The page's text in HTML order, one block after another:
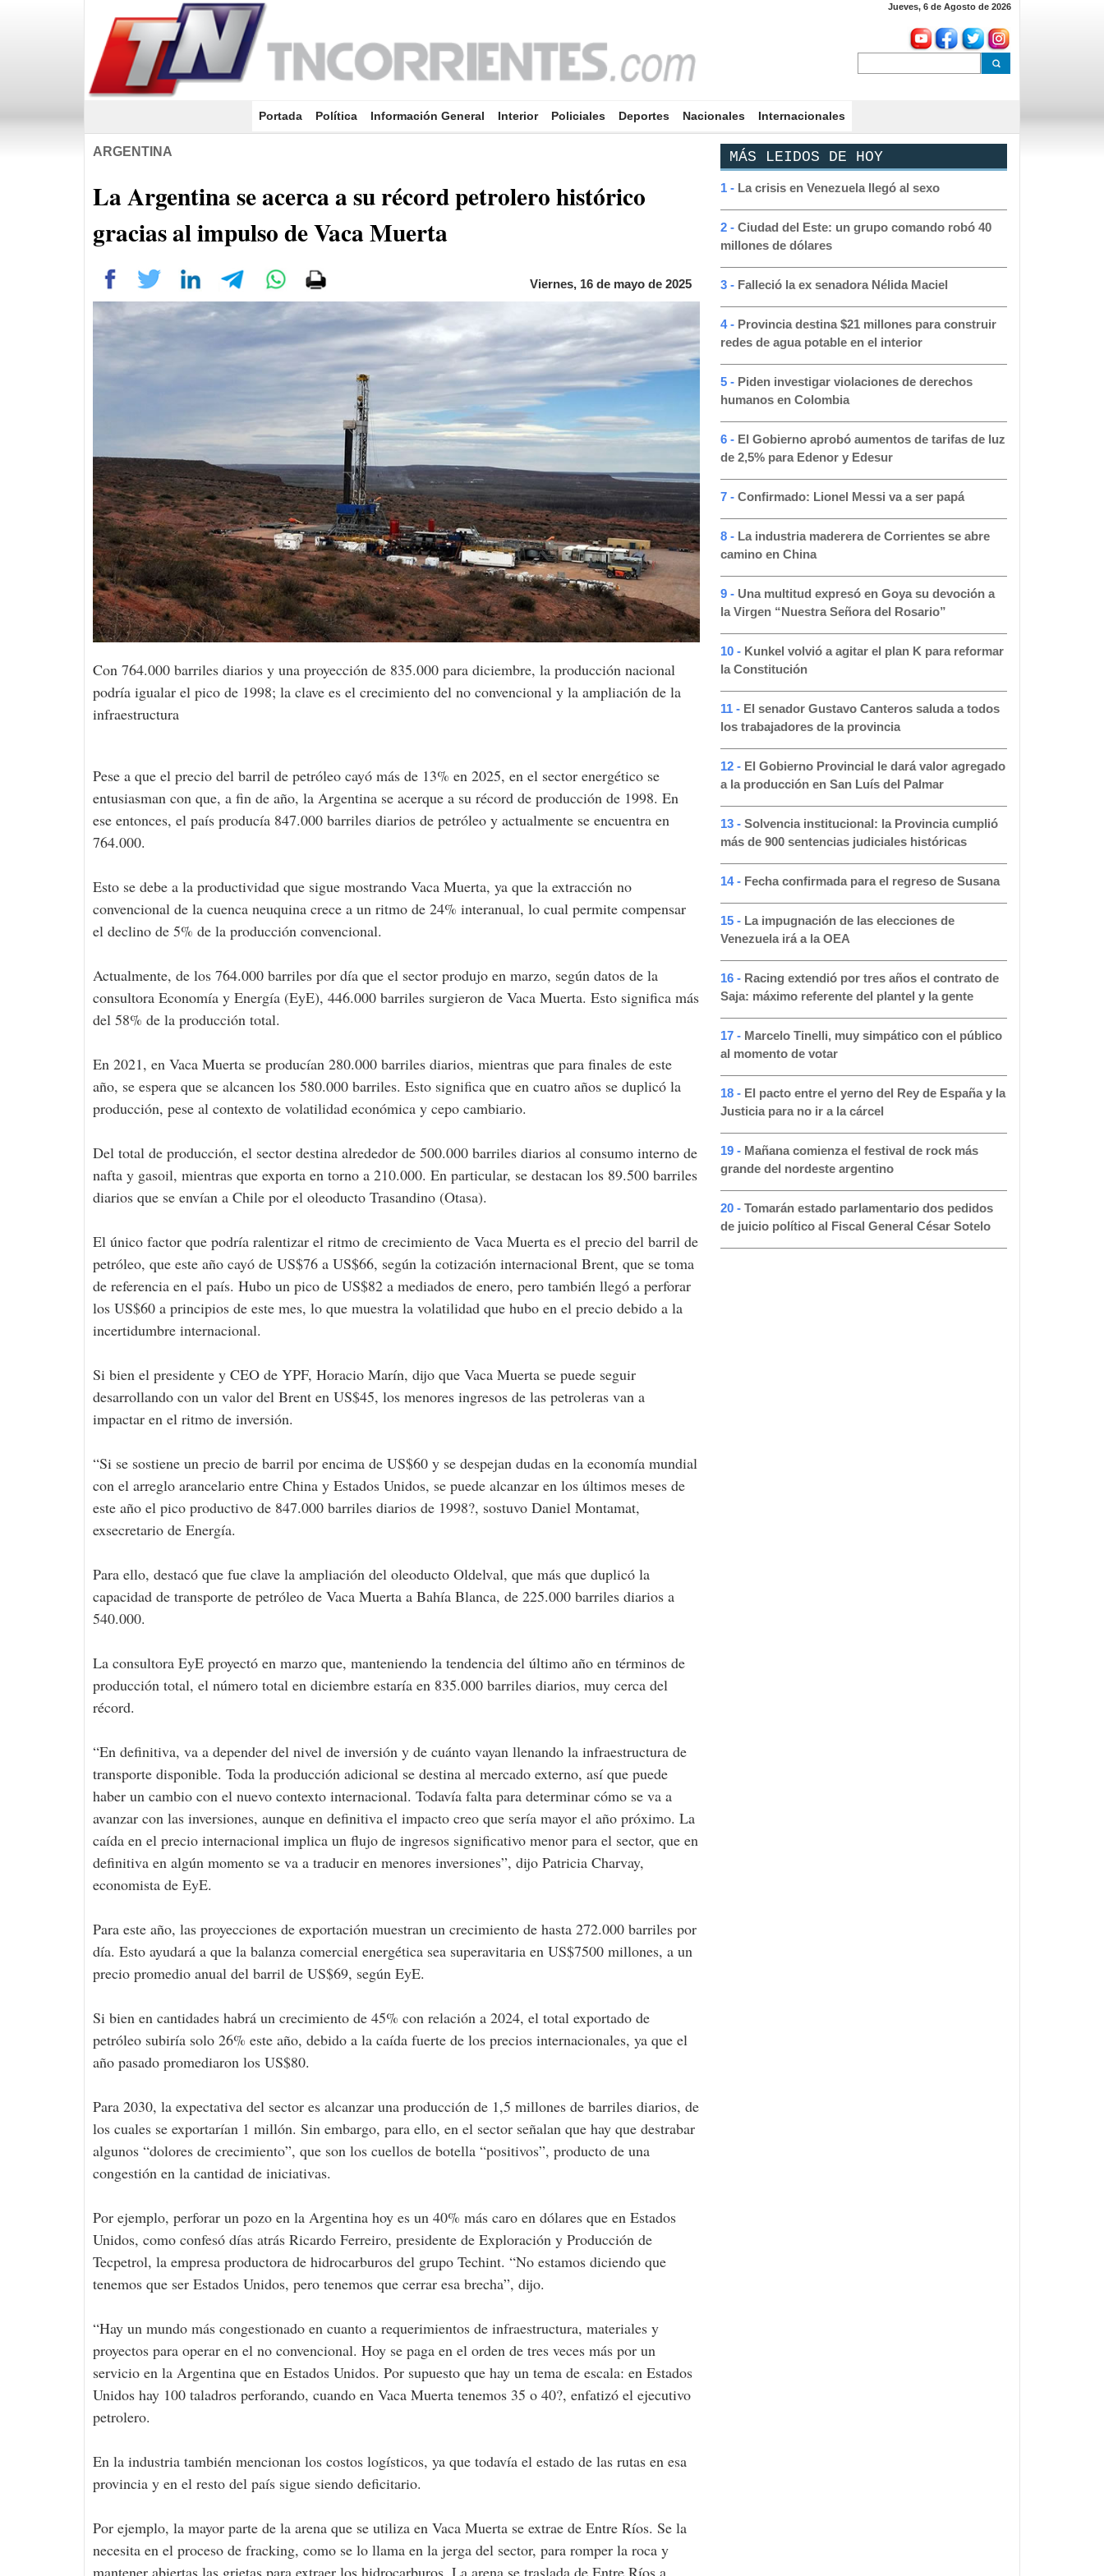
Jueves, 6 de Agosto de 2026
Portada (current)
Política Información General Interior Policiales Deportes Nacionales Internacionales
ARGENTINA
La Argentina se acerca a su récord petrolero histórico
gracias al impulso de Vaca Muerta
Viernes, 16 de mayo de 2025
Con 764.000 barriles diarios y una proyección de 835.000 para diciembre, la producción nacional
podría igualar el pico de 1998; la clave es el crecimiento del no convencional y la ampliación de la
infraestructura
Pese a que el precio del barril de petróleo cayó más de 13% en 2025, en el sector energético se
entusiasman con que, a fin de año, la Argentina se acerque a su récord de producción de 1998. En
ese entonces, el país producía 847.000 barriles diarios de petróleo y actualmente se encuentra en
764.000.
Esto se debe a la productividad que sigue mostrando Vaca Muerta, ya que la extracción no
convencional de la cuenca neuquina crece a un ritmo de 24% interanual, lo cual permite compensar
el declino de 5% de la producción convencional.
Actualmente, de los 764.000 barriles por día que el sector produjo en marzo, según datos de la
consultora Economía y Energía (EyE), 446.000 barriles surgieron de Vaca Muerta. Esto significa más
del 58% de la producción total.
En 2021, en Vaca Muerta se producían 280.000 barriles diarios, mientras que para finales de este
año, se espera que se alcancen los 580.000 barriles. Esto significa que en cuatro años se duplicó la
producción, pese al contexto de volatilidad económica y cepo cambiario.
Del total de producción, el sector destina alrededor de 500.000 barriles diarios al consumo interno de
nafta y gasoil, mientras que exporta en torno a 210.000. En particular, se destacan los 89.500 barriles
diarios que se envían a Chile por el oleoducto Trasandino (Otasa).
El único factor que podría ralentizar el ritmo de crecimiento de Vaca Muerta es el precio del barril de
petróleo, que este año cayó de US$76 a US$66, según la cotización internacional Brent, que se toma
de referencia en el país. Hubo un pico de US$82 a mediados de enero, pero también llegó a perforar
los US$60 a principios de este mes, lo que muestra la volatilidad que hubo en el precio debido a la
incertidumbre internacional.
Si bien el presidente y CEO de YPF, Horacio Marín, dijo que Vaca Muerta se puede seguir
desarrollando con un valor del Brent en US$45, los menores ingresos de las petroleras van a
impactar en el ritmo de inversión.
“Si se sostiene un precio de barril por encima de US$60 y se despejan dudas en la economía mundial
con el arreglo arancelario entre China y Estados Unidos, se puede alcanzar en los últimos meses de
este año el pico productivo de 847.000 barriles diarios de 1998?, sostuvo Daniel Montamat,
exsecretario de Energía.
Para ello, destacó que fue clave la ampliación del oleoducto Oldelval, que más que duplicó la
capacidad de transporte de petróleo de Vaca Muerta a Bahía Blanca, de 225.000 barriles diarios a
540.000.
La consultora EyE proyectó en marzo que, manteniendo la tendencia del último año en términos de
producción total, el número total en diciembre estaría en 835.000 barriles diarios, muy cerca del
récord.
“En definitiva, va a depender del nivel de inversión y de cuánto vayan llenando la infraestructura de
transporte disponible. Toda la producción adicional se destina al mercado externo, así que puede
haber un cambio con el nuevo contexto internacional. Todavía falta para determinar cómo se va a
avanzar con las inversiones, aunque en definitiva el impacto creo que sería mayor el año próximo. La
caída en el precio internacional implica un flujo de ingresos significativo menor para el sector, que en
definitiva en algún momento se va a traducir en menores inversiones”, dijo Patricia Charvay,
economista de EyE.
Para este año, las proyecciones de exportación muestran un crecimiento de hasta 272.000 barriles por
día. Esto ayudará a que la balanza comercial energética sea superavitaria en US$7500 millones, a un
precio promedio anual del barril de US$69, según EyE.
Si bien en cantidades habrá un crecimiento de 45% con relación a 2024, el total exportado de
petróleo subiría solo 26% este año, debido a la caída fuerte de los precios internacionales, ya que el
año pasado promediaron los US$80.
Para 2030, la expectativa del sector es alcanzar una producción de 1,5 millones de barriles diarios, de
los cuales se exportarían 1 millón. Sin embargo, para ello, en el sector señalan que hay que destrabar
algunos “dolores de crecimiento”, que son los cuellos de botella “positivos”, producto de una
congestión en la cantidad de iniciativas.
Por ejemplo, perforar un pozo en la Argentina hoy es un 40% más caro en dólares que en Estados
Unidos, como confesó días atrás Ricardo Ferreiro, presidente de Exploración y Producción de
Tecpetrol, la empresa productora de hidrocarburos del grupo Techint. “No estamos diciendo que
tenemos que ser Estados Unidos, pero tenemos que cerrar esa brecha”, dijo.
“Hay un mundo más congestionado en cuanto a requerimientos de infraestructura, materiales y
proyectos para operar en el no convencional. Hoy se paga en el orden de tres veces más por un
servicio en la Argentina que en Estados Unidos. Por supuesto que hay un tema de escala: en Estados
Unidos hay 100 taladros perforando, cuando en Vaca Muerta tenemos 35 o 40?, enfatizó el ejecutivo
petrolero.
En la industria también mencionan los costos logísticos, ya que todavía el estado de las rutas en esa
provincia y en el resto del país sigue siendo deficitario.
Por ejemplo, la mayor parte de la arena que se utiliza en Vaca Muerta se extrae de Entre Ríos. Se la
necesita en el proceso de fracking, como se lo llama en la jerga del sector, para romper la roca y
mantener abiertas las grietas para extraer los hidrocarburos. La arena se traslada de Entre Ríos a
MÁS LEIDOS DE HOY
1 - La crisis en Venezuela llegó al sexo
2 - Ciudad del Este: un grupo comando robó 40
millones de dólares
3 - Falleció la ex senadora Nélida Maciel
4 - Provincia destina $21 millones para construir
redes de agua potable en el interior
5 - Piden investigar violaciones de derechos
humanos en Colombia
6 - El Gobierno aprobó aumentos de tarifas de luz
de 2,5% para Edenor y Edesur
7 - Confirmado: Lionel Messi va a ser papá
8 - La industria maderera de Corrientes se abre
camino en China
9 - Una multitud expresó en Goya su devoción a
la Virgen “Nuestra Señora del Rosario”
10 - Kunkel volvió a agitar el plan K para reformar
la Constitución
11 - El senador Gustavo Canteros saluda a todos
los trabajadores de la provincia
12 - El Gobierno Provincial le dará valor agregado
a la producción en San Luís del Palmar
13 - Solvencia institucional: la Provincia cumplió
más de 900 sentencias judiciales históricas
14 - Fecha confirmada para el regreso de Susana
15 - La impugnación de las elecciones de
Venezuela irá a la OEA
16 - Racing extendió por tres años el contrato de
Saja: máximo referente del plantel y la gente
17 - Marcelo Tinelli, muy simpático con el público
al momento de votar
18 - El pacto entre el yerno del Rey de España y la
Justicia para no ir a la cárcel
19 - Mañana comienza el festival de rock más
grande del nordeste argentino
20 - Tomarán estado parlamentario dos pedidos
de juicio político al Fiscal General César Sotelo